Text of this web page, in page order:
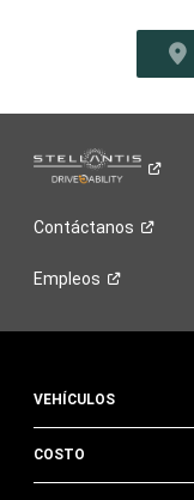
Contáctanos
Empleos
VEHÍCULOS
COSTO